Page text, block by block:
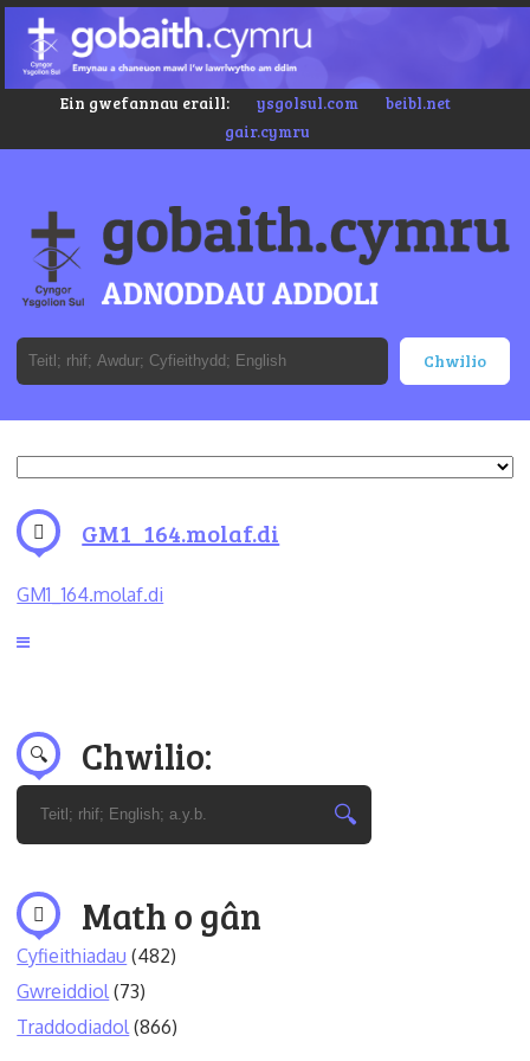
Ein gwefannau eraill: ysgolsul.com
beibl.net
gair.cymru
GM1_164.molaf.di
GM1_164.molaf.di
Chwilio:
Math o gân
Cyfieithiadau (482)
Gwreiddiol (73)
Traddodiadol (866)